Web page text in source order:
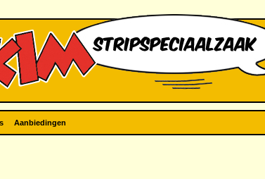
Aanbiedingen